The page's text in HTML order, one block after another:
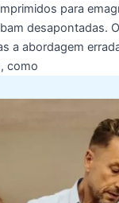
para
desapontadas.
a abordagem
como